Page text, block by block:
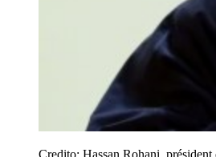
Credito: Hassan Rohani,